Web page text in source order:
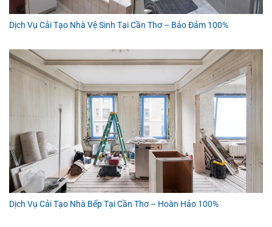
Dịch Vụ Cải Tạo Nhà Vệ Sinh Tại Cần Thơ – Bảo Đảm 100%
Dịch Vụ Cải Tạo Nhà Bếp Tại Cần Thơ – Hoàn Hảo 100%